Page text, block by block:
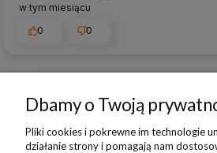
w tym miesiącu
0
0
podgląd
Dbamy o Twoją
Pliki cookies i pokrewne im technologie
działanie strony i pomagają nam